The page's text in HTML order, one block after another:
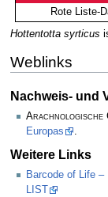
Rote Liste-
Hottentotta syrticus
Weblinks
Nachweis- und
Arachnologische
Europas
.
Weitere Links
Barcode of Life
LIST